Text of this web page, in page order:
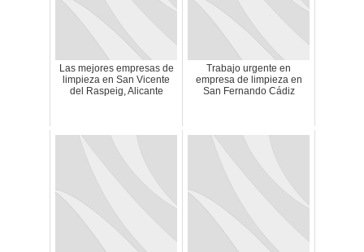
Las mejores empresas de
limpieza en San Vicente
del Raspeig, Alicante
Trabajo urgente en
empresa de limpieza en
San Fernando Cádiz